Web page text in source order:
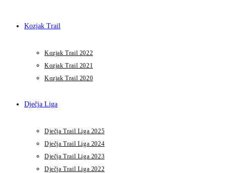
Kozjak Trail
Kozjak Trail 2022
Kozjak Trail 2021
Kozjak Trail 2020
Dječja Liga
Dječja Trail Liga 2025
Dječja Trail Liga 2024
Dječja Trail Liga 2023
Dječja Trail Liga 2022